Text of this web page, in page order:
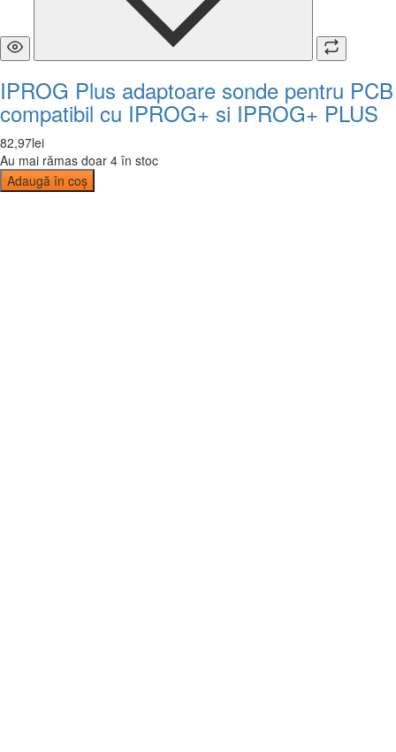
IPROG Plus adaptoare sonde pentru PCB
compatibil cu IPROG+ si IPROG+ PLUS
82,97lei
Au mai rămas doar 4 în stoc
Adaugă în coș